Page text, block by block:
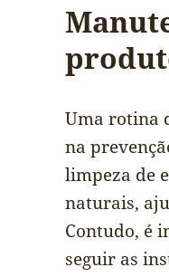
Uma rotina
na
limpeza de
naturais,
Contudo, é
seguir as